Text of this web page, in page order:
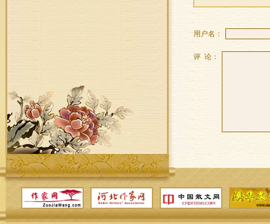
用户名：
评 论：